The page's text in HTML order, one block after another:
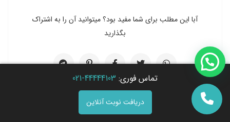
آبا این مطلب برای شما مفید بود؟ میتوانید آن را به اشتراک
بگذارید
تماس فوری: 44444103-021
دریافت نوبت آنلاین